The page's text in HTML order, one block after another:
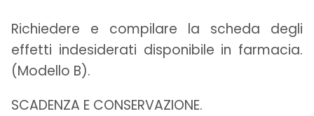
Richiedere e compilare la scheda degli
effetti indesiderati disponibile in farmacia.
(Modello B).
SCADENZA E CONSERVAZIONE.